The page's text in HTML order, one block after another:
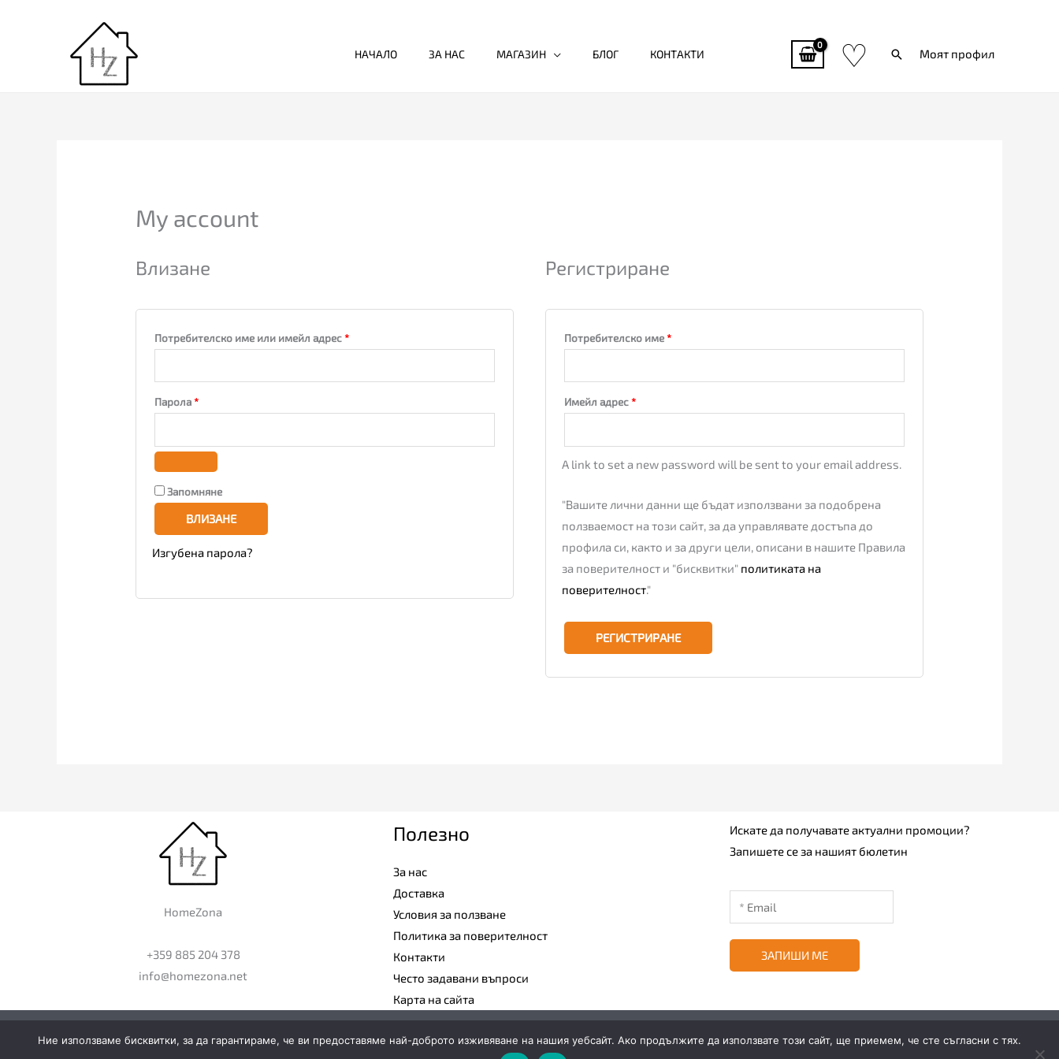
НАЧАЛО ЗА НАС МАГАЗИН БЛОГ КОНТАКТИ ♡ ТърсиМоят профил
My account
Влизане
Потребителско име или имейл адрес*
Парола*
Запомняне
ВЛИЗАНЕ
Изгубена парола?
Регистриране
Потребителско име*
Имейл адрес*
A link to set a new password will be sent to your email address.
"Вашите лични данни ще бъдат използвани за подобрена
ползваемост на този сайт, за да управлявате достъпа до
профила си, както и за други цели, описани в нашите Правила
за поверителност и "бисквитки" политиката на
поверителност."
РЕГИСТРИРАНЕ
HomeZona
+359 885 204 378
info@homezona.net
Полезно
За нас
Доставка
Условия за ползване
Политика за поверителност
Контакти
Често задавани въпроси
Карта на сайта
Искате да получавате актуални промоции?
Запишете се за нашият бюлетин
ЗАПИШИ МЕ
Ние използваме бисквитки, за да гарантираме, че ви предоставяме най-доброто изживяване на нашия уебсайт. Ако продължите да използвате този сайт, ще приемем, че сте съгласни с тях.
Свържете се с нас